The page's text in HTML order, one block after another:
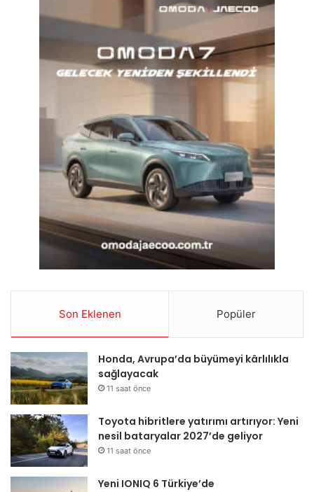
Son Eklenen Popüler
Honda, Avrupa’da büyümeyi kârlılıkla
sağlayacak
11 saat önce
Toyota hibritlere yatırımı artırıyor: Yeni
nesil bataryalar 2027’de geliyor
11 saat önce
Yeni IONIQ 6 Türkiye’de